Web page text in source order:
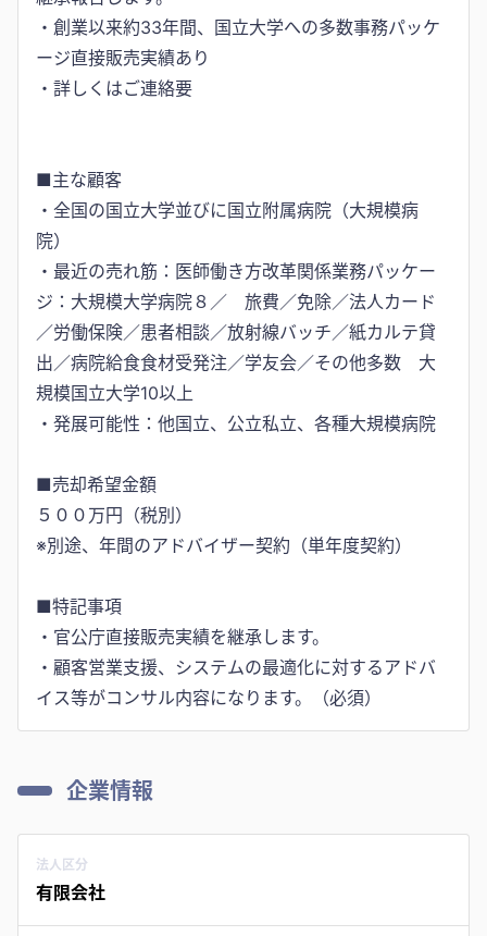
・創業以来約33年間、国立大学への多数事務パッケ
ージ直接販売実績あり
・詳しくはご連絡要
■主な顧客
・全国の国立大学並びに国立附属病院（大規模病
院）
・最近の売れ筋：医師働き方改革関係業務パッケー
ジ：大規模大学病院８／ 旅費／免除／法人カード
／労働保険／患者相談／放射線バッチ／紙カルテ貸
出／病院給食食材受発注／学友会／その他多数 大
規模国立大学10以上
・発展可能性：他国立、公立私立、各種大規模病院
■売却希望金額
５００万円（税別）
※別途、年間のアドバイザー契約（単年度契約）
■特記事項
・官公庁直接販売実績を継承します。
・顧客営業支援、システムの最適化に対するアドバ
企業情報
法人区分
有限会社